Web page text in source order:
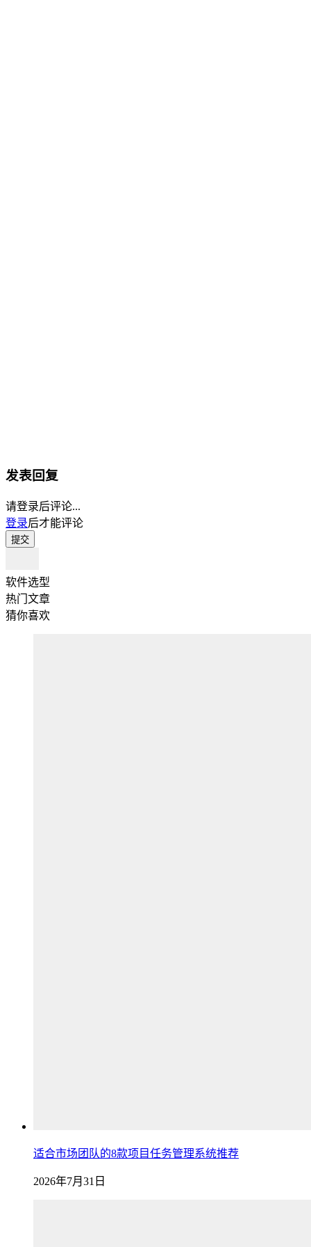
发表回复
请登录后评论...
登录后才能评论
提交
软件选型
热门文章
猜你喜欢
适合市场团队的8款项目任务管理系统推荐
2026年7月31日